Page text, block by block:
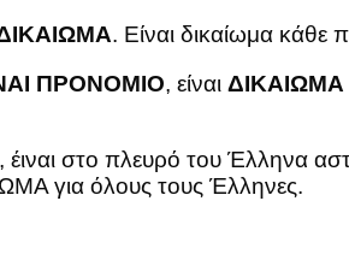
. Είναι δικαίωμα κάθε
ΠΡΟΝΟΜΙΟ, είναι ΔΙΚΑΙΩΜΑ
στο πλευρό του Έλληνα
για όλους τους Έλληνες.